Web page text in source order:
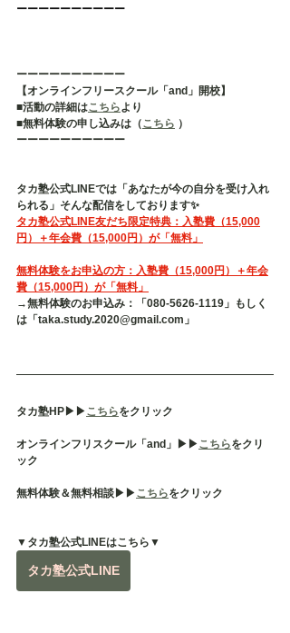
ーーーーーーーーーー
ーーーーーーーーーー
【オンラインフリースクール「and」開校】
■活動の詳細はこちらより
■無料体験の申し込みは（こちら ）
ーーーーーーーーーー
タカ塾公式LINEでは「あなたが今の自分を受け入れ
られる」そんな配信をしております✨
タカ塾公式LINE友だち限定特典：入塾費（15,000
円）＋年会費（15,000円）が「無料」
無料体験をお申込の方：入塾費（15,000円）＋年会
費（15,000円）が「無料」
→無料体験のお申込み：「080-5626-1119」もしく
は「taka.study.2020@gmail.com」
タカ塾HP▶︎▶︎こちらをクリック
オンラインフリスクール「and」▶︎▶︎こちらをクリ
ック
無料体験＆無料相談▶︎▶︎こちらをクリック
▼タカ塾公式LINEはこちら▼
タカ塾公式LINE